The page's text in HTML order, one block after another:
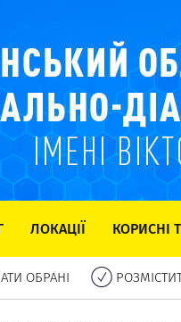
ЛОКАЦІЇ КОРИСНІ
ОБРАНІ